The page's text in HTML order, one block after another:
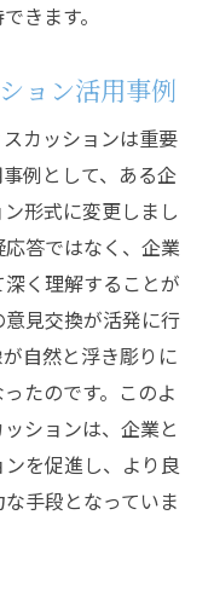
きます。
ョン活用事例
カッションは重要
例として、ある企
形式に変更しまし
答ではなく、企業
く理解することが
見交換が活発に行
自然と浮き彫りに
たのです。このよ
ションは、企業と
を促進し、より良
手段となっていま